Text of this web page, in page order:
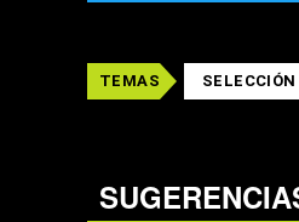
TEMAS